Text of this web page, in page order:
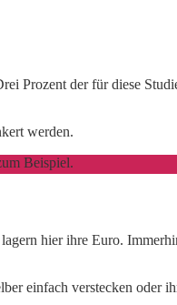
Prozent der für diese
werden.
Beispiel.
hier ihre Euro.
einfach verstecken oder